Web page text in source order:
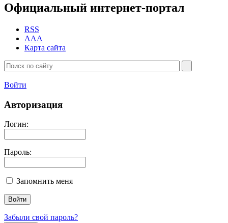
Официальный интернет-портал
RSS
AAA
Карта сайта
Войти
Авторизация
Логин:
Пароль:
Запомнить меня
Забыли свой пароль?